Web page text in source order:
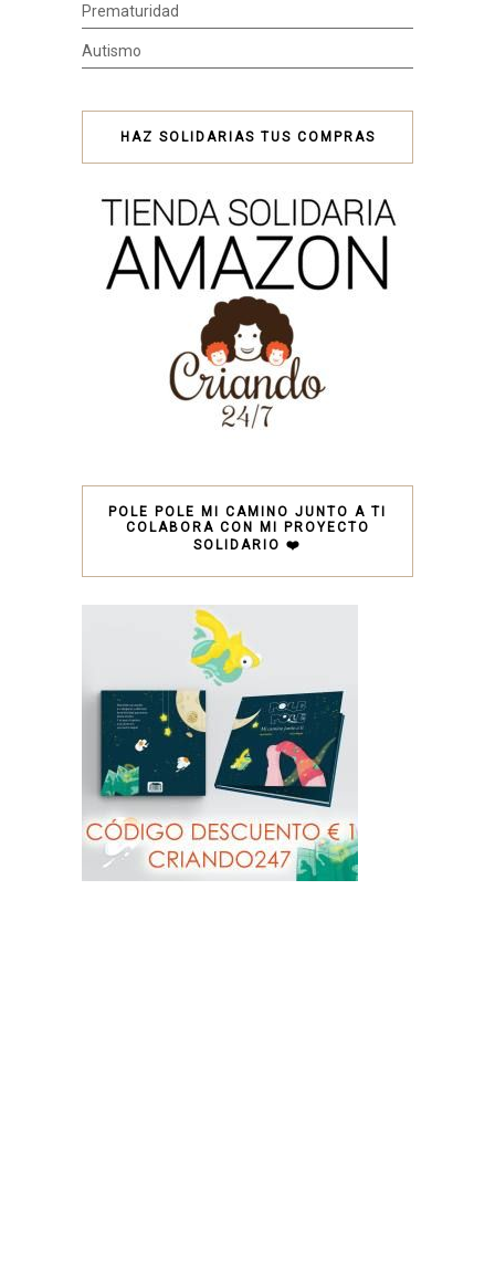
Prematuridad
Autismo
HAZ SOLIDARIAS TUS COMPRAS
POLE POLE MI CAMINO JUNTO A TI
COLABORA CON MI PROYECTO
SOLIDARIO ❤️